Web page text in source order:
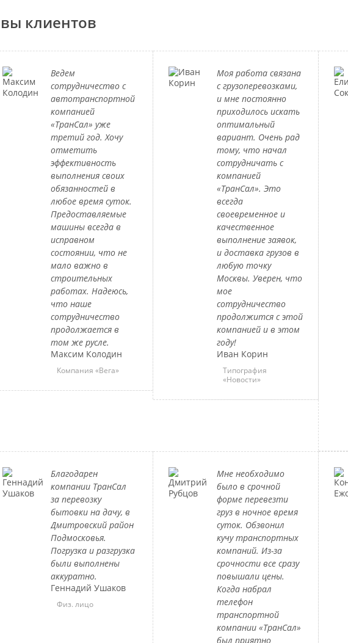
клиентов
Ведем
сотрудничество с
автотранспортной
компанией
«ТранСал» уже
третий год. Хочу
отметить
эффективность
выполнения своих
обязанностей в
любое время суток.
Предоставляемые
машины всегда в
исправном
состоянии, что не
мало важно в
строительных
работах. Надеюсь,
что наше
сотрудничество
продолжается в
том же русле.
Максим Колодин
Компания «Вега»
Моя работа связана
с грузоперевозками,
и мне постоянно
приходилось искать
оптимальный
вариант. Очень рад
тому, что начал
сотрудничать с
компанией
«ТранСал». Это
всегда
своевременное и
качественное
выполнение заявок,
и доставка грузов в
любую точку
Москвы. Уверен, что
мое
сотрудничество
продолжится с этой
компанией и в этом
году!
Иван Корин
Типография
«Новости»
Благодарен
компании ТранСал
за перевозку
бытовки на дачу, в
Дмитровский район
Подмосковья.
Погрузка и разгрузка
были выполнены
аккуратно.
Геннадий Ушаков
Физ. лицо
Мне необходимо
было в срочной
форме перевезти
груз в ночное время
суток. Обзвонил
кучу транспортных
компаний. Из-за
срочности все сразу
повышали цены.
Когда набрал
телефон
транспортной
компании «ТранСал»
был приятно